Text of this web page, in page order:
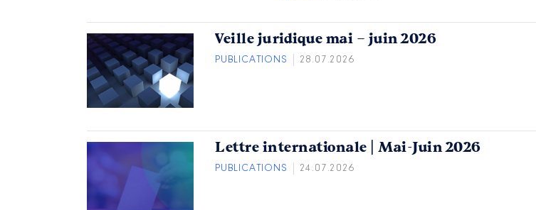
Veille juridique mai – juin 2026
PUBLICATIONS 28.07.2026
Lettre internationale | Mai-Juin 2026
PUBLICATIONS 24.07.2026